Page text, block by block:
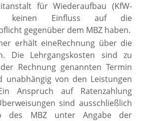
für Wiederaufbau (KfW-
keinen Einfluss auf die
gegenüber dem MBZ haben.
erhält eineRechnung über die
Die Lehrgangskosten sind zu
Rechnung genannten Termin
unabhängig von den Leistungen
Anspruch auf Ratenzahlung
sind ausschließlich
des MBZ unter Angabe der